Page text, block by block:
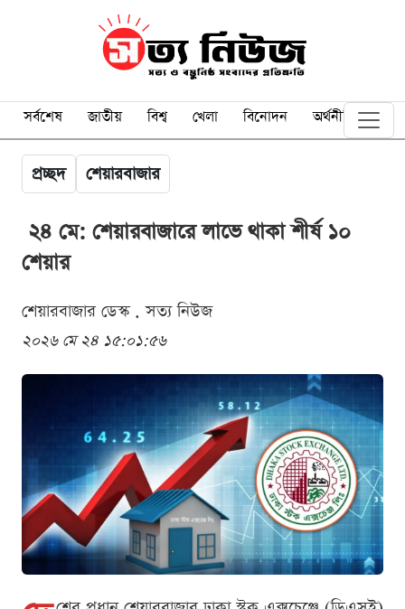
সর্বশেষ জাতীয় বিশ্ব খেলা বিনোদন অর্থনীতি
প্রচ্ছদ শেয়ারবাজার
২৪ মে: শেয়ারবাজারে লাভে থাকা শীর্ষ ১০
শেয়ার
শেয়ারবাজার ডেস্ক . সত্য নিউজ
২০২৬ মে ২৪ ১৫:০১:৫৬